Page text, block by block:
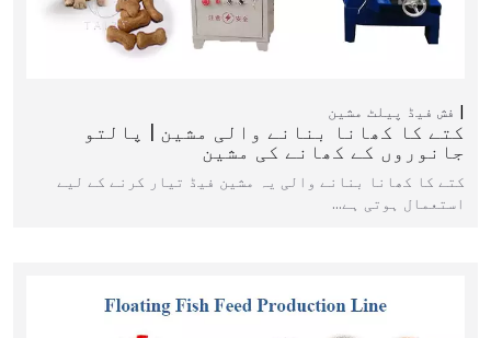
فش فیڈ پیلٹ مشین
کتے کا کھانا بنانے والی مشین | پالتو
جانوروں کے کھانے کی مشین
کتے کا کھانا بنانے والی یہ مشین فیڈ تیار کرنے کے لیے
استعمال ہوتی ہے…